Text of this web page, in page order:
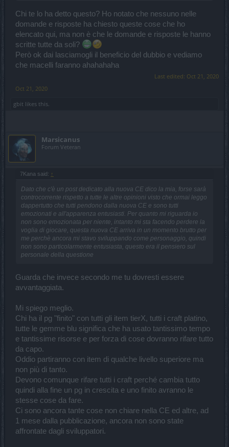
Chi te lo ha detto questo? Ho notato che nessuno nelle
domande e risposte ha chiesto queste cose che ho
elencato qui, ma non è che le domande e risposte le hanno
scritte tutte da soli?
Però ok dai lasciamogli il beneficio del dubbio e vediamo
che macelli faranno ahahahaha
Last edited: Oct 21, 2020
Oct 21, 2020
gbit likes this.
Marsicanus
Forum Veteran
7Kana said: ↑
Dato che c'è un post dedicato alla nuova CE dico la mia, forse sarà
controcorrente rispetto a tutte le altre opinioni visto che ormai leggo
dappertutto che tutti pendono dalla nuova CE e sono tutti
emozionati e all'apparenza entusiasti. Per quanto mi riguarda io
non sono emozionata per niente, intanto mi sta facendo perdere la
voglia di giocare, questa nuova CE arriva in un momento brutto per
me perchè ancora mi stavo sviluppando come personaggio, quindi
non sono particolarmente entusiasta, questo era il pensiero sul
personale della questione
Guarda che invece secondo me tu dovresti essere
avvantaggiata.
Mi spiego meglio.
Chi ha il pg "finito" con tutti gli item tierX, tutti i craft platino,
tutte le gemme blu significa che ha usato tantissimo tempo
e tantissime risorse e per forza di cose dovranno rifare tutto
da capo.
Oddio partiranno con item di qualche livello superiore ma
non più di tanto.
Devono comunque rifare tutti i craft perché cambia tutto
quindi alla fine un pg in crescita e uno finito avranno le
stesse cose da fare.
Ci sono ancora tante cose non chiare nella CE ed altre, ad
1 mese dalla pubblicazione, ancora non sono state
affrontate dagli sviluppatori.